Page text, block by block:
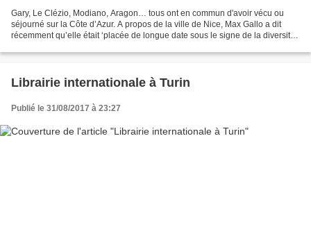
Gary, Le Clézio, Modiano, Aragon… tous ont en commun d'avoir vécu ou
séjourné sur la Côte d’Azur. A propos de la ville de Nice, Max Gallo a dit
récemment qu’elle était ‘placée de longue date sous le signe de la diversité.
Librairie internationale à Turin
Publié le 31/08/2017 à 23:27